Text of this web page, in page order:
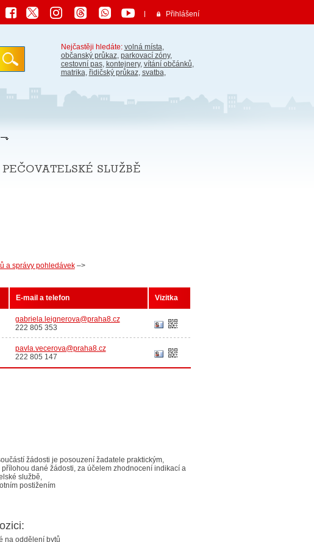
Přihlášení
Nejčastěji hledáte: volná místa,
občanský průkaz, parkovací zóny,
cestovní pas, kontejnery, vítání občánků,
matrika, řidičský průkaz, svatba,
službě
a správy pohledávek–>
E-mail a telefon Vizitka
gabriela.leignerova@praha8.cz
222 805 353
pavla.vecerova@praha8.cz
222 805 147
žádosti je posouzení žadatele praktickým,
dané žádosti, za účelem zhodnocení indikací a
službě,
postižením
na oddělení bytů